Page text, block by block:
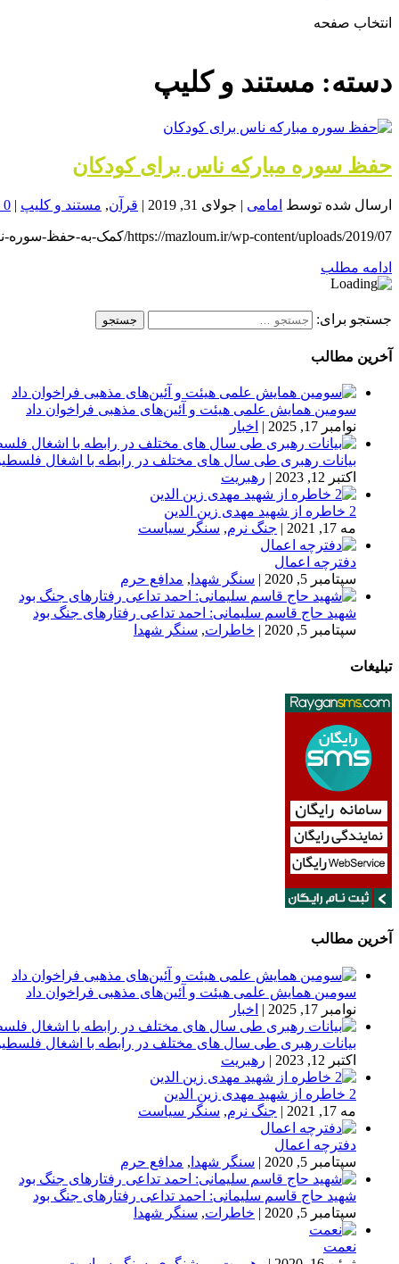
انتخاب صفحه
شمال
دسته: مستند و کلیپ
حفظ سوره مبارکه ناس برای کودکان
ارسال شده توسط امامی | جولای 31, 2019 | قرآن, مستند و کلیپ |
0
https://mazloum.ir/wp-content/uploads/2019/07/کمک-به-حفظ-سوره-ناس-برای-کودکان.mp4 ??کمک به...
ادامه مطلب
جستجو برای:
آخرین مطالب
سومین همایش علمی هیئت و آئین‌های مذهبی فراخوان داد
نوامبر 17, 2025
اخبار
بیانات رهبری طی سال های مختلف در رابطه با اشغال
اکتبر 12, 2023
رهبریت
2 خاطره از شهید مهدی زین الدین
مه 17, 2021
جنگ نرم, سنگر سیاست
دفترچه اعمال
سپتامبر 5, 2020
سنگر شهدا , مدافع حرم
شهید حاج قاسم سلیمانی: احمد تداعی رفتارهای جنگ بود
سپتامبر 5, 2020
خاطرات, سنگر شهدا
تبلیغات
آخرین مطالب
سومین همایش علمی هیئت و آئین‌های مذهبی فراخوان داد
نوامبر 17, 2025
| اخبار
بیانات رهبری طی سال های مختلف در رابطه با اشغال
اکتبر 12, 2023
| رهبریت
2 خاطره از شهید مهدی زین الدین
مه 17, 2021
| جنگ نرم, سنگر سیاست
دفترچه اعمال
سپتامبر 5, 2020
| سنگر شهدا , مدافع حرم
شهید حاج قاسم سلیمانی: احمد تداعی رفتارهای جنگ بود
سپتامبر 5, 2020
| خاطرات, سنگر شهدا
نعمت